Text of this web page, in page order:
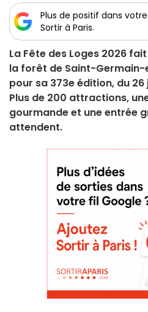
Plus de positif dans
Sortir à Paris.
La Fête des Loges 2026
la forêt de Saint-Germain-
pour sa 373e édition, du 26
Plus de 200 attractions,
gourmande et une entrée
attendent.